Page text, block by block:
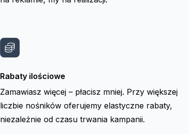
Rabaty ilościowe
Zamawiasz więcej – płacisz mniej. Przy większej
liczbie nośników oferujemy elastyczne rabaty,
niezależnie od czasu trwania kampanii.